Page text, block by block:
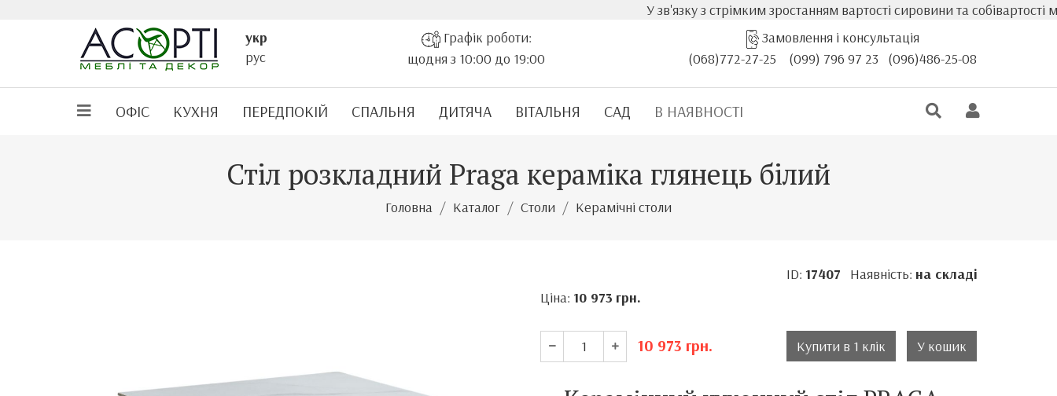
У зв'язку з стрімким зростанням вартості сировини та собівартості
укр
рус
Графік роботи:
щодня з 10:00 до 19:00
Замовлення і консультація
(068)772-27-25
(099) 796 97 23 (096)486-25-08
ОФІС КУХНЯ ПЕРЕДПОКІЙ СПАЛЬНЯ ДИТЯЧА ВІТАЛЬНЯ САД В НАЯВНОСТІ
Стіл розкладний Praga кераміка глянець білий
Головна Каталог Столи Керамічні столи
ID: 17407 Наявність: на складі
Ціна: 10 973 грн.
10 973 грн. Купити в 1 клік У кошик